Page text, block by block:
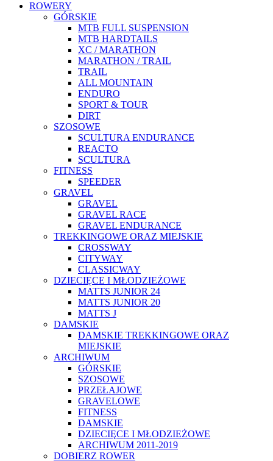
ROWERY
GÓRSKIE
MTB FULL SUSPENSION
MTB HARDTAILS
XC / MARATHON
MARATHON / TRAIL
TRAIL
ALL MOUNTAIN
ENDURO
SPORT & TOUR
DIRT
SZOSOWE
SCULTURA ENDURANCE
REACTO
SCULTURA
FITNESS
SPEEDER
GRAVEL
GRAVEL
GRAVEL RACE
GRAVEL ENDURANCE
TREKKINGOWE ORAZ MIEJSKIE
CROSSWAY
CITYWAY
CLASSICWAY
DZIECIĘCE I MŁODZIEŻOWE
MATTS JUNIOR 24
MATTS JUNIOR 20
MATTS J
DAMSKIE
DAMSKIE TREKKINGOWE ORAZ
MIEJSKIE
ARCHIWUM
GÓRSKIE
SZOSOWE
PRZEŁAJOWE
GRAVELOWE
FITNESS
DAMSKIE
DZIECIĘCE I MŁODZIEŻOWE
ARCHIWUM 2011-2019
DOBIERZ ROWER